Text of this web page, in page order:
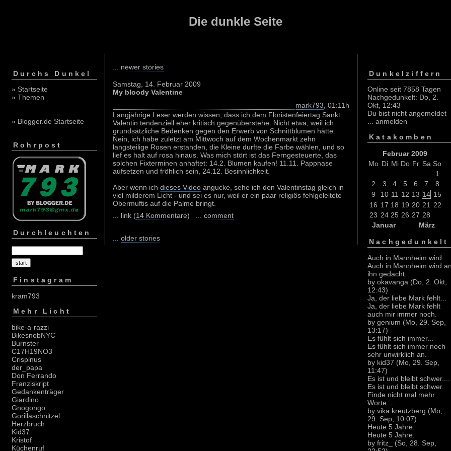
Die dunkle Seite
Durchs Dunkel
» Startseite
» Themen
» Blogger.de Startseite
Rohrpost
Durchleuchten
Finstagram
kram793
Mehr Licht
bike-a-razzi
BikesnobNYC
Burnster
C17H19NO3
Crispinus
der_papa
Don Ferrando
Franziskript
Gedankenträger
Giardino
Gnogongo
Gorillaschnitzel
Herzbruch
Kid37
Kristof
Küchenruf
newer stories
Samstag, 14. Februar 2009
My bloody Valentine
mark793 , 01:11h
Langjährige Leser werden wissen, dass ich dem Floristenfeiertag Sankt
Valentin tendenziell eher kritisch gegenüberstehe. Nicht etwa, weil ich
grundsätzliche Bedenken gegen den Erwerb von Schnittblumen hätte.
Nein, ich habe zuletzt am Mittwoch auf dem Wochenmarkt zehn
langsteilige Rosen erstanden, die Kleine durfte die Farbe wählen, und so
lief es halt auf rosa hinaus. Was mich stört ist das Ferngesteuerte, das
solchen Fixterminen anhaftet: 14.2. Blumen kaufen! 11.11. Pappnase
aufsetzen und fröhlich sein, 24.12. Besinnlichkeit.
Aber wenn ich dieses Video angucke, sehe ich den Valentinstag gleich in
viel milderem Licht - und sei es nur, weil er ein paar religiös fehlgeleitete
Obermuftis auf die Palme bringt.
link (14 Kommentare) ... comment
older stories
Dunkelziffern
Online seit 7858 Tagen
Nachgedunkelt: Do, 2.
Okt, 12:43
Du bist nicht angemeldet
... anmelden
Katakomben
Februar 2009
Mo Di Mi Do Fr Sa So
1
2
3 4 5 6 7
8
9
10 11 12 13 14 15
16 17 18 19 20 21 22
23 24 25 26 27 28
Januar
März
Nachgedunkelt
Auch in Mannheim wird...
Auch in Mannheim wird
ihn gedacht.
by okavanga (Do, 2. Okt,
12:43)
Ja, der liebe Mark fehlt...
Ja, der liebe Mark fehlt
auch mir immer noch.
by genium (Mo, 29. Sep,
13:17)
Es fühlt sich immer...
Es fühlt sich immer noch
sehr unwirklich an.
by kid37 (Mo, 29. Sep,
11:47)
Es ist und bleibt schwer....
Es ist und bleibt schwer.
Finde nicht mal mehr
Worte....
by vika kreutzberg (Mo,
29. Sep, 10:07)
Heute 5 Jahre.
Heute 5 Jahre.
by fritz_ (So, 28. Sep,